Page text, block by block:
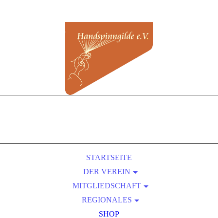
STARTSEITE
DER VEREIN
ÜBER UNS
SATZUNG
PRESSEBEREICH
MITGLIEDSCHAFT
BEITRITT
VORTEILE EINER MITGLIEDSCHAFT
REGIONALES
KURSLEITER-VERZEICHNIS
SHOP